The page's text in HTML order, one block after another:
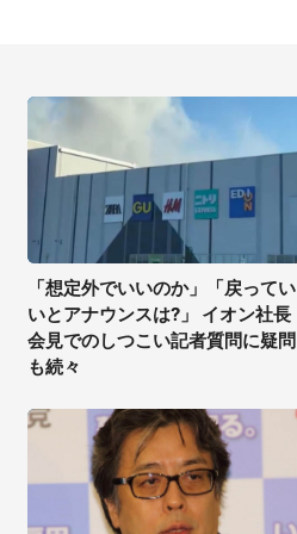
「想定外でいいのか」「戻ってい
いとアナウンスは?」 イオン社長
会見でのしつこい記者質問に疑問
も続々